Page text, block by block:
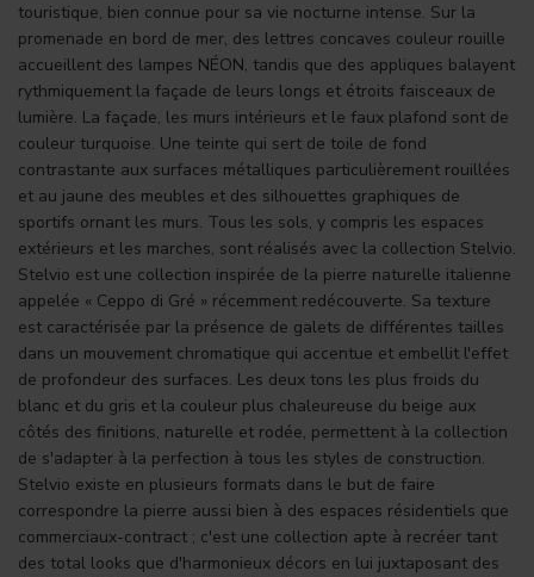
touristique, bien connue pour sa vie nocturne intense. Sur la
promenade en bord de mer, des lettres concaves couleur rouille
accueillent des lampes NÉON, tandis que des appliques balayent
rythmiquement la façade de leurs longs et étroits faisceaux de
lumière. La façade, les murs intérieurs et le faux plafond sont de
couleur turquoise. Une teinte qui sert de toile de fond
contrastante aux surfaces métalliques particulièrement rouillées
et au jaune des meubles et des silhouettes graphiques de
sportifs ornant les murs. Tous les sols, y compris les espaces
extérieurs et les marches, sont réalisés avec la collection Stelvio.
Stelvio est une collection inspirée de la pierre naturelle italienne
appelée « Ceppo di Gré » récemment redécouverte. Sa texture
est caractérisée par la présence de galets de différentes tailles
dans un mouvement chromatique qui accentue et embellit l'effet
de profondeur des surfaces. Les deux tons les plus froids du
blanc et du gris et la couleur plus chaleureuse du beige aux
côtés des finitions, naturelle et rodée, permettent à la collection
de s'adapter à la perfection à tous les styles de construction.
Stelvio existe en plusieurs formats dans le but de faire
correspondre la pierre aussi bien à des espaces résidentiels que
commerciaux-contract ; c'est une collection apte à recréer tant
des total looks que d'harmonieux décors en lui juxtaposant des